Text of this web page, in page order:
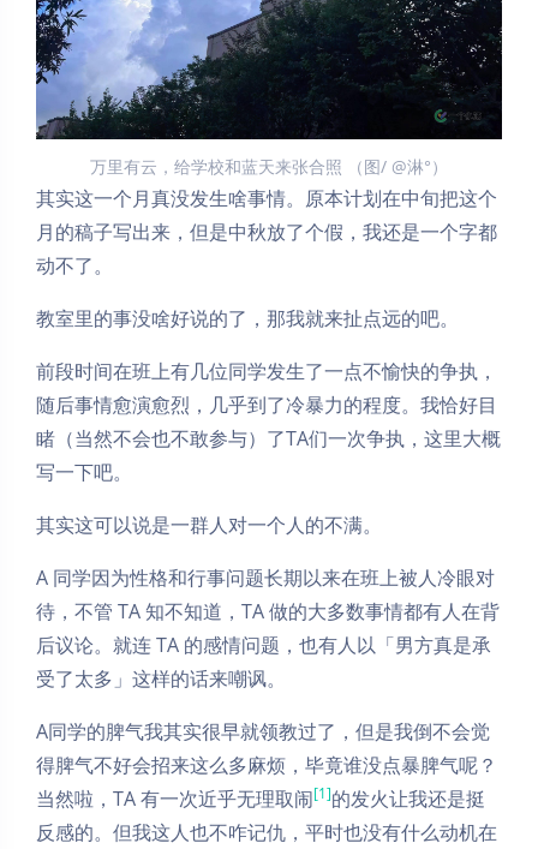
万里有云，给学校和蓝天来张合照 （图/ @淋°）
其实这一个月真没发生啥事情。原本计划在中旬把这个
月的稿子写出来，但是中秋放了个假，我还是一个字都
动不了。
教室里的事没啥好说的了，那我就来扯点远的吧。
前段时间在班上有几位同学发生了一点不愉快的争执，
随后事情愈演愈烈，几乎到了冷暴力的程度。我恰好目
睹（当然不会也不敢参与）了TA们一次争执，这里大概
写一下吧。
其实这可以说是一群人对一个人的不满。
A 同学因为性格和行事问题长期以来在班上被人冷眼对
待，不管 TA 知不知道，TA 做的大多数事情都有人在背
后议论。就连 TA 的感情问题，也有人以「男方真是承
受了太多」这样的话来嘲讽。
A同学的脾气我其实很早就领教过了，但是我倒不会觉
得脾气不好会招来这么多麻烦，毕竟谁没点暴脾气呢？
当然啦，TA 有一次近乎无理取闹[1]的发火让我还是挺
反感的。但我这人也不咋记仇，平时也没有什么动机在